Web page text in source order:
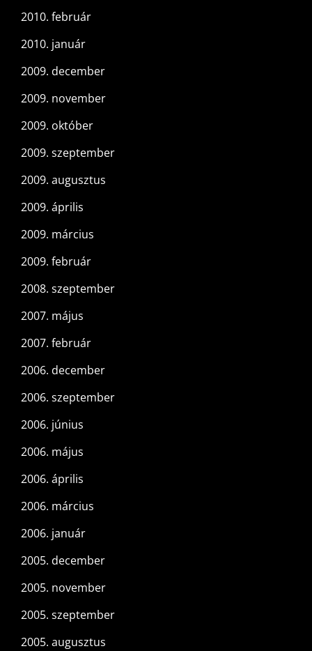
2010. február
2010. január
2009. december
2009. november
2009. október
2009. szeptember
2009. augusztus
2009. április
2009. március
2009. február
2008. szeptember
2007. május
2007. február
2006. december
2006. szeptember
2006. június
2006. május
2006. április
2006. március
2006. január
2005. december
2005. november
2005. szeptember
2005. augusztus